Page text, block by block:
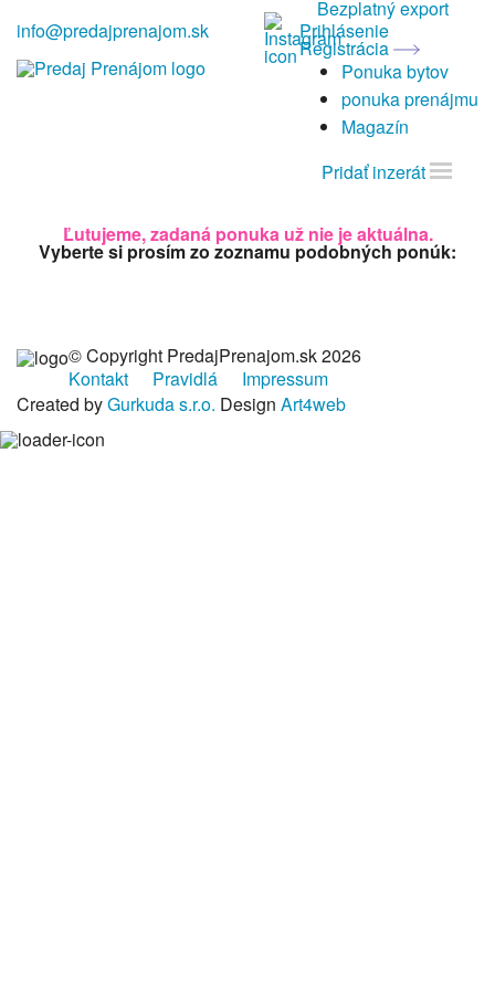
info@predajprenajom.sk
Bezplatný export
Prihlásenie
Registrácia
Ponuka bytov
ponuka prenájmu
Magazín
Pridať inzerát
Ľutujeme, zadaná ponuka už nie je aktuálna.
Vyberte si prosím zo zoznamu podobných ponúk:
© Copyright PredajPrenajom.sk 2026
Kontakt
Pravidlá
Impressum
Created byGurkuda s.r.o. Design Art4web